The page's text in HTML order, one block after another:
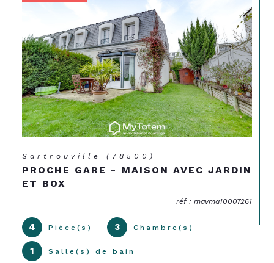
Sartrouville (78500)
PROCHE GARE - MAISON AVEC JARDIN
ET BOX
réf : mavma10007261
4 Pièce(s) 3 Chambre(s)
1 Salle(s) de bain